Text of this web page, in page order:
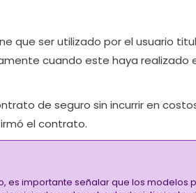
que ser utilizado por el usuario
cuando este haya realizado
de seguro sin incurrir en
el contrato.
es importante señalar que los